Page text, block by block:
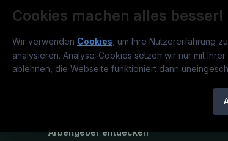
Cookies machen alles besser!
Wir verwenden Cookies , um Ihre Nutzererfahrung
analysieren. Analyse-Cookies setzen wir nur mit Ihrer
ablehnen, die Webseite funktioniert dann
informatikjobs.at
Arbeitgeber entdecken
Jobs